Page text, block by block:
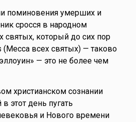
поминовения умерших и
сросся в народном
святых, который до сих пор
(Месса всех святых) — таково
— это не более чем
христианском сознании
этот день пугать
и Нового времени